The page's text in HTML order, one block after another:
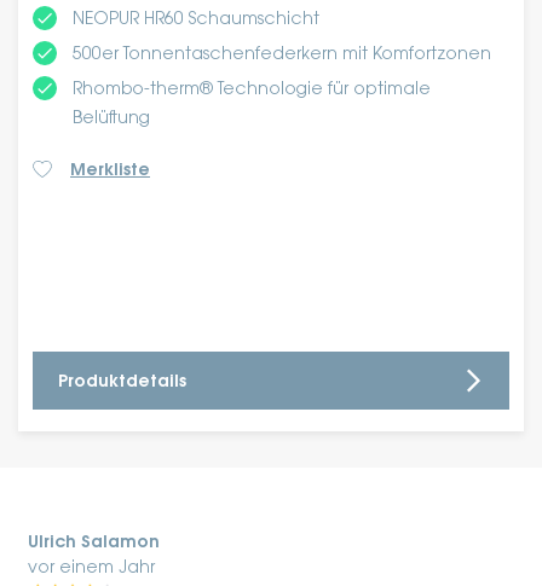
done NEOPUR HR60 Schaumschicht
done 500er Tonnentaschenfederkern mit Komfortzonen
done
Rhombo-therm® Technologie für optimale
Belüftung
Merkliste
Produktdetails
Ulrich Salamon
vor einem Jahr